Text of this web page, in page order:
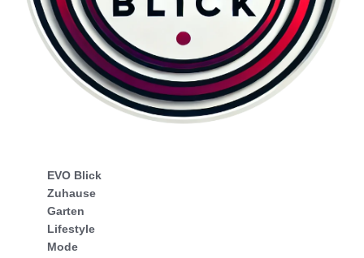
EVO Blick
Zuhause
Garten
Lifestyle
Mode